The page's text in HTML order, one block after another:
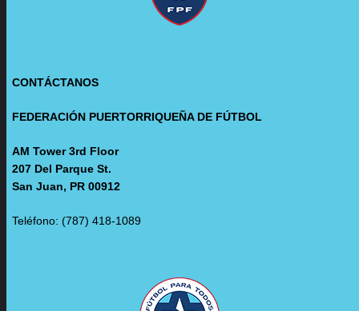
CONTÁCTANOS
FEDERACIÓN PUERTORRIQUEÑA DE FÚTBOL
AM Tower 3rd Floor
207 Del Parque St.
San Juan, PR 00912
Teléfono: (787) 418-1089